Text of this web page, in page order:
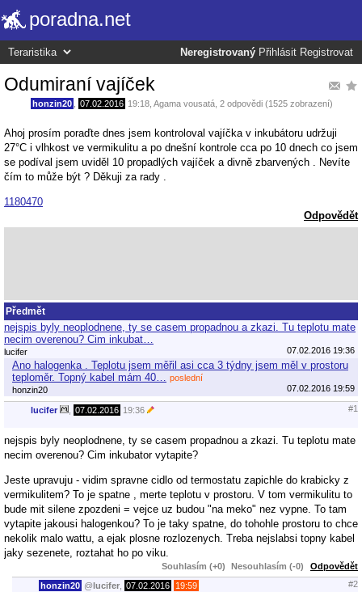
poradna.net
Neregistrovaný Přihlásit Registrovat
Odumiraní vajíček
honzin20 07.02.2016 19:18 Agama vousatá , 2 odpovědi (1525 zobrazení)
Ahoj prosím poraďte dnes jsem kontroloval vajíčka v inkubátoru udržuji
27°C i vlhkost ve vermikulitu a po dnešní kontrole cca po 10 dnech co jsem
se podíval jsem uviděl 10 propadlých vajíček a divně zbarvených . Nevíte
čím to může být ? Děkuji za rady .
1180470
Odpovědět
Předmět
nejspis byly neoplodnene, ty se casem propadnou a zkazi. Tu teplotu mate
necim overenou? Cim inkubat…
lucifer 07.02.2016 19:36
Ano halogenka . Teplotu jsem měřil asi cca 3 týdny jsem měl v prostoru
teploměr. Topný kabel mám 40…
poslední
honzin20
07.02.2016 19:59
lucifer 07.02.2016 19:36 #1
nejspis byly neoplodnene, ty se casem propadnou a zkazi. Tu teplotu mate
necim overenou? Cim inkubator vytapite?
Jeste upravuju - vidim spravne cidlo od termostatu zapichle do krabicky z
vermikulitem? To je spatne , merte teplotu v prostoru. V tom vermikulitu to
bude mit silene zpozdeni = vejce uz budou "na meko" nez vypne. To tam
vytapite jakousi halogenkou? To je taky spatne, do tohohle prostoru to chce
nekolik malo wattu, a ejak plosne rozlozenych. Treba nejslabsi topny kabel
jaky sezenete, roztahat ho po viku.
Souhlasím (+0) Nesouhlasím (-0) Odpovědět
honzin20 @lucifer 07.02.2016 19:59 #2